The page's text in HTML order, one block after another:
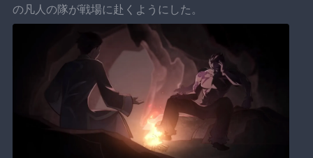
の凡人の隊が戦場に赴くようにした。